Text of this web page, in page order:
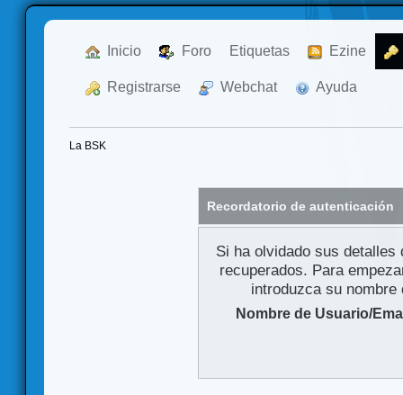
Inicio Foro Etiquetas Ezine
Registrarse Webchat Ayuda
La BSK
Recordatorio de autenticación
Si ha olvidado sus
recuperados. Para
introduzca su
Nombre de Usuario/